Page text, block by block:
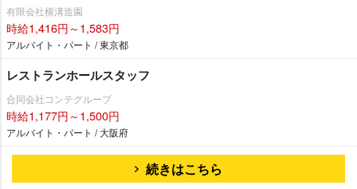
有限会社横溝造園
時給1,416円～1,583円
アルバイト・パート / 東京都
レストランホールスタッフ
合同会社コンテグループ
時給1,177円～1,500円
アルバイト・パート / 大阪府
続きはこちら